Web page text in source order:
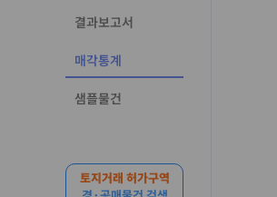
결과보고서
매각통계
샘플물건
토지거래 허가구역